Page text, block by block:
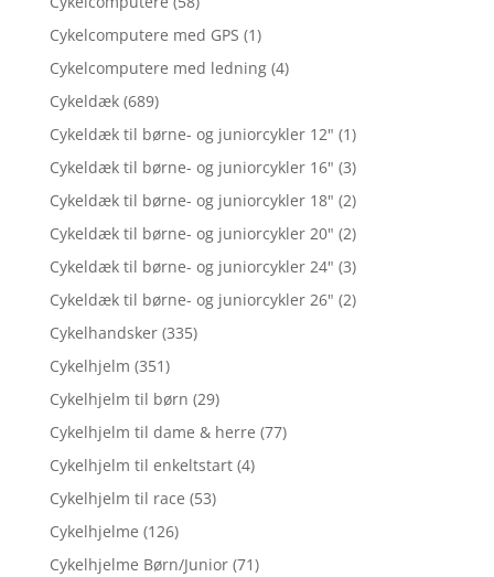
Cykelcomputere med GPS (1)
Cykelcomputere med ledning (4)
Cykeldæk (689)
Cykeldæk til børne- og juniorcykler 12" (1)
Cykeldæk til børne- og juniorcykler 16" (3)
Cykeldæk til børne- og juniorcykler 18" (2)
Cykeldæk til børne- og juniorcykler 20" (2)
Cykeldæk til børne- og juniorcykler 24" (3)
Cykeldæk til børne- og juniorcykler 26" (2)
Cykelhandsker (335)
Cykelhjelm (351)
Cykelhjelm til børn (29)
Cykelhjelm til dame & herre (77)
Cykelhjelm til enkeltstart (4)
Cykelhjelm til race (53)
Cykelhjelme (126)
Cykelhjelme Børn/Junior (71)